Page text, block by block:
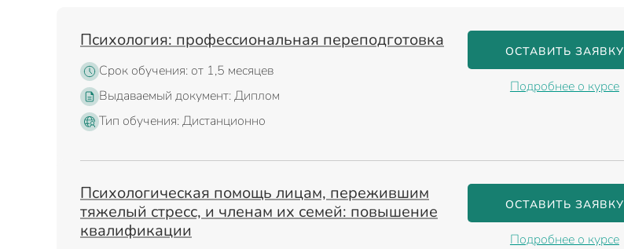
Психология: профессиональная переподготовка
Срок обучения: от 1,5 месяцев
Выдаваемый документ: Диплом
Тип обучения: Дистанционно
ОСТАВИТЬ ЗАЯВКУ
Подробнее о курсе
Психологическая помощь лицам, пережившим
тяжелый стресс, и членам их семей: повышение
квалификации
ОСТАВИТЬ ЗАЯВКУ
Подробнее о курсе